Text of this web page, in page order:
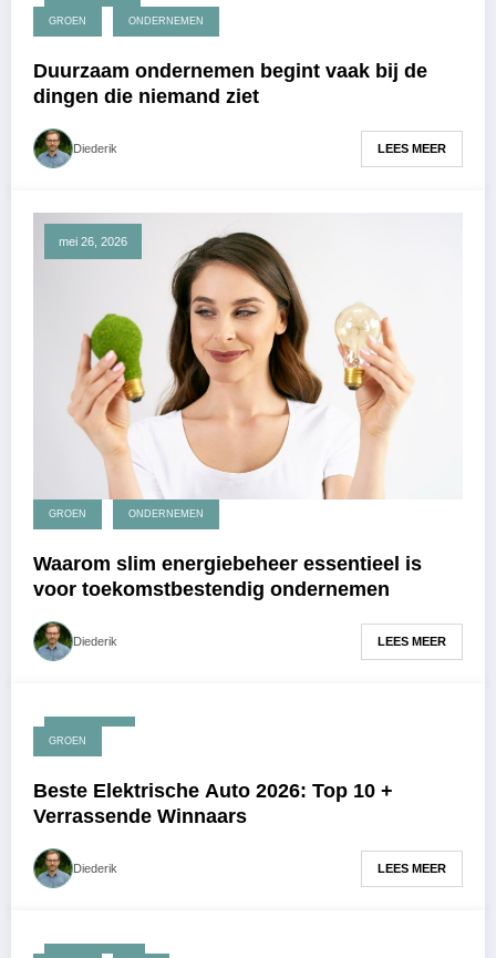
juni 12, 2026
GROEN ONDERNEMEN
Duurzaam ondernemen begint vaak bij de
dingen die niemand ziet
Diederik LEES MEER
mei 26, 2026
GROEN ONDERNEMEN
Waarom slim energiebeheer essentieel is
voor toekomstbestendig ondernemen
Diederik LEES MEER
mei 8, 2026
GROEN
Beste Elektrische Auto 2026: Top 10 +
Verrassende Winnaars
Diederik LEES MEER